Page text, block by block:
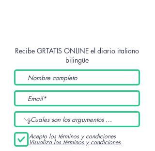
Recibe GRTATIS ONLINE el diario italiano
bilingüe
Acepto los términos y condiciones
Visualiza los términos y condiciones